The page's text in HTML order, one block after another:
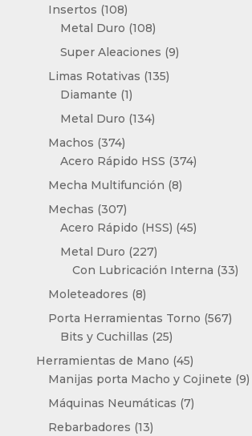
Insertos 108108
productos
Metal Duro 108108
productos
Super Aleaciones 99
Limas Rotativas 135135
Diamante 11
producto
Metal Duro 134134
Machos 374374
productos
Acero Rápido HSS 374374
Mecha Multifunción 88
Mechas 307307
productos
Acero Rápido (HSS) 4545
Metal Duro 227227
productos
Con Lubricación Interna 3333
Moleteadores 88
productos
Porta Herramientas Torno 567567
Bits y Cuchillas 2525
productos
Herramientas de Mano 4545
productos
Manijas porta Macho y Cojinete 99
Máquinas Neumáticas 77
Rebarbadores 1313